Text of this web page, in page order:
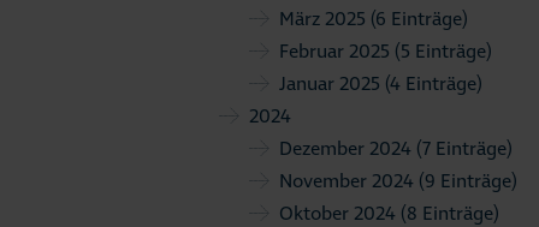
März 2025 (6 Einträge)
Februar 2025 (5 Einträge)
Januar 2025 (4 Einträge)
2024
Dezember 2024 (7 Einträge)
November 2024 (9 Einträge)
Oktober 2024 (8 Einträge)